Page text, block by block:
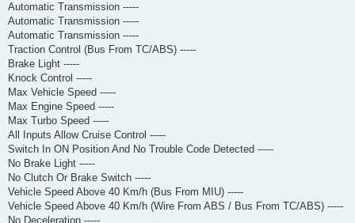
Automatic Transmission -----
Automatic Transmission -----
Automatic Transmission -----
Traction Control (Bus From TC/ABS) -----
Brake Light -----
Knock Control -----
Max Vehicle Speed -----
Max Engine Speed -----
Max Turbo Speed -----
All Inputs Allow Cruise Control -----
Switch In ON Position And No Trouble Code Detected -----
No Brake Light -----
No Clutch Or Brake Switch -----
Vehicle Speed Above 40 Km/h (Bus From MIU) -----
Vehicle Speed Above 40 Km/h (Wire From ABS / Bus From TC/ABS) -----
No Deceleration -----